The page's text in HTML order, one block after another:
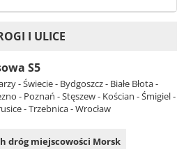
I ULICE
S5
- Świecie - Bydgoszcz - Białe Błota -
- Poznań - Stęszew - Kościan - Śmigiel -
- Trzebnica - Wrocław
dróg miejscowości Morsk